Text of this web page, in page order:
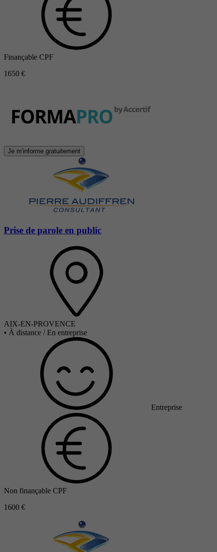
Finançable CPF
1650 €
Je m'informe gratuitement
Prise de parole en public
AIX-EN-PROVENCE
• À distance / En entreprise
Entreprise
Non finançable CPF
1600 €